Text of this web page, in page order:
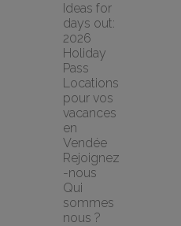
Ideas for
days out:
2026
Holiday
Pass
Locations
pour vos
vacances
en
Vendée
Rejoignez
-nous
Qui
sommes
nous ?